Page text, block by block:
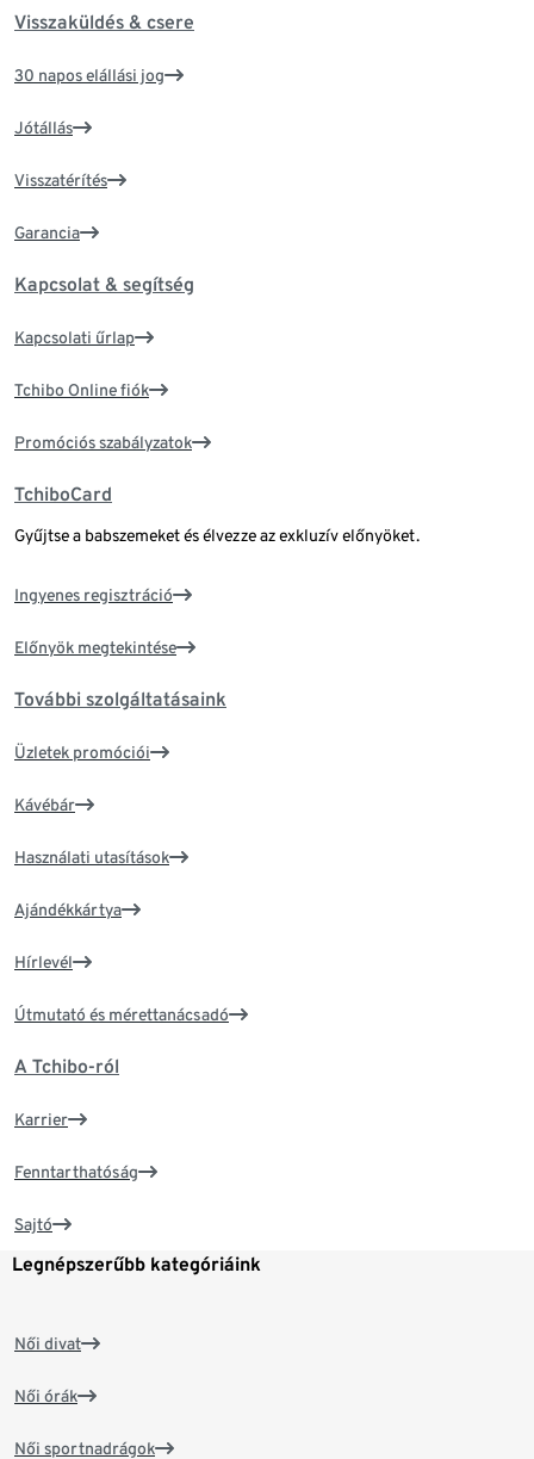
Visszaküldés & csere
30 napos elállási jog
Jótállás
Visszatérítés
Garancia
Kapcsolat & segítség
Kapcsolati űrlap
Tchibo Online fiók
Promóciós szabályzatok
TchiboCard
Gyűjtse a babszemeket és élvezze az exkluzív előnyöket.
Ingyenes regisztráció
Előnyök megtekintése
További szolgáltatásaink
Üzletek promóciói
Kávébár
Használati utasítások
Ajándékkártya
Hírlevél
Útmutató és mérettanácsadó
A Tchibo-ról
Karrier
Fenntarthatóság
Sajtó
Legnépszerűbb kategóriáink
Női divat
Női órák
Női sportnadrágok